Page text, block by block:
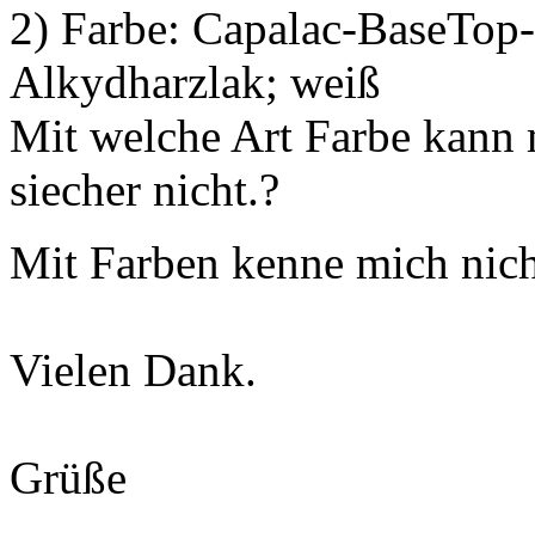
2) Farbe: Capalac-
Alkydharzlak; weiß
Mit welche Art Farbe kann
siecher nicht.?
Mit Farben kenne mich
Vielen Dank.
Grüße